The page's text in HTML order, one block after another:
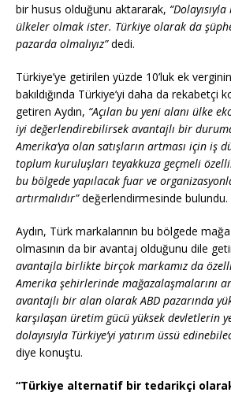
bir husus olduğunu aktararak,
ülkeler olmak ister. Türkiye olarak da
pazarda olmalıyız”dedi.
Türkiye’ye getirilen yüzde 10’luk ek
bakıldığında Türkiye’yi daha da rekabetçi
getiren Aydın, “Açılan bu yeni alanı ülke
iyi değerlendirebilirsek avantajlı bir
Amerika’ya olan satışların artması için iş
toplum kuruluşları teyakkuza geçmeli
bu bölgede yapılacak fuar ve
artırmalıdır”değerlendirmesinde bulundu.
Aydın, Türk markalarının bu bölgede
olmasının da bir avantaj olduğunu dile
avantajla birlikte birçok markamız da
Amerika şehirlerinde mağazalaşmalarını
avantajlı bir alan olarak ABD pazarında
karşılaşan üretim gücü yüksek devletlerin
dolayısıyla Türkiye’yi yatırım üssü
diye konuştu.
“Türkiye alternatif bir tedarikçi